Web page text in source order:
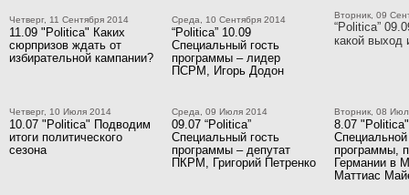
Четверг, 11 Сентября 2014
11.09 "Politica" Каких
сюрпризов ждать от
избирательной кампании?
Среда, 10 Сентября 2014
“Politica” 10.09
Специальный гость
программы – лидер
ПСРМ, Игорь Додон
Вторник, 09
“Politica”
какой выход
Четверг, 10 Июля 2014
10.07 "Politica" Подводим
итоги политического
сезона
Среда, 09 Июля 2014
09.07 “Politica”
Специальный гость
программы – депутат
ПКРМ, Григорий Петренко
Вторник, 08
8.07 "Politica"
Специальной
программы,
Германии в
Маттиас